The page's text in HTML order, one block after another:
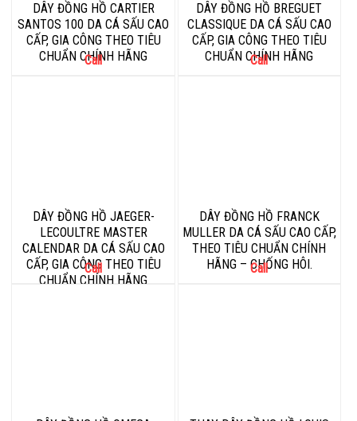
DÂY ĐỒNG HỒ CARTIER
SANTOS 100 DA CÁ SẤU CAO
CẤP, GIA CÔNG THEO TIÊU
CHUẨN CHÍNH HÃNG
Call
DÂY ĐỒNG HỒ BREGUET
CLASSIQUE DA CÁ SẤU CAO
CẤP, GIA CÔNG THEO TIÊU
CHUẨN CHÍNH HÃNG
Call
DÂY ĐỒNG HỒ JAEGER-
LECOULTRE MASTER
CALENDAR DA CÁ SẤU CAO
CẤP, GIA CÔNG THEO TIÊU
CHUẨN CHÍNH HÃNG
Call
DÂY ĐỒNG HỒ FRANCK
MULLER DA CÁ SẤU CAO CẤP,
THEO TIÊU CHUẨN CHÍNH
HÃNG – CHỐNG HÔI.
Call